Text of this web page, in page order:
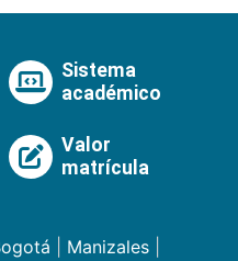
Sistema
académico
Valor
matrícula
Manizales